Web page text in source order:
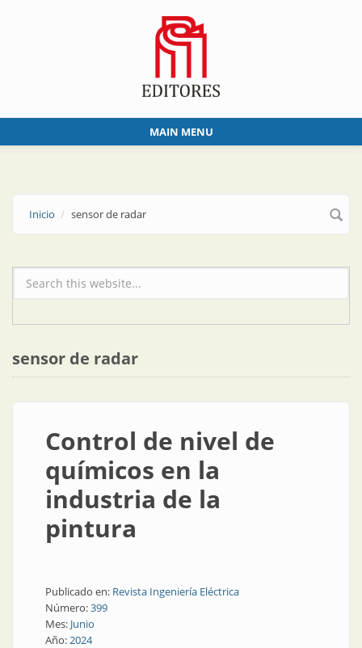
MAIN MENU
Inicio sensor de radar
Formulario de búsqueda
sensor de radar
Control de nivel de
químicos en la
industria de la
pintura
Publicado en: Revista Ingeniería Eléctrica
Número:399
Mes: Junio
Año:2024